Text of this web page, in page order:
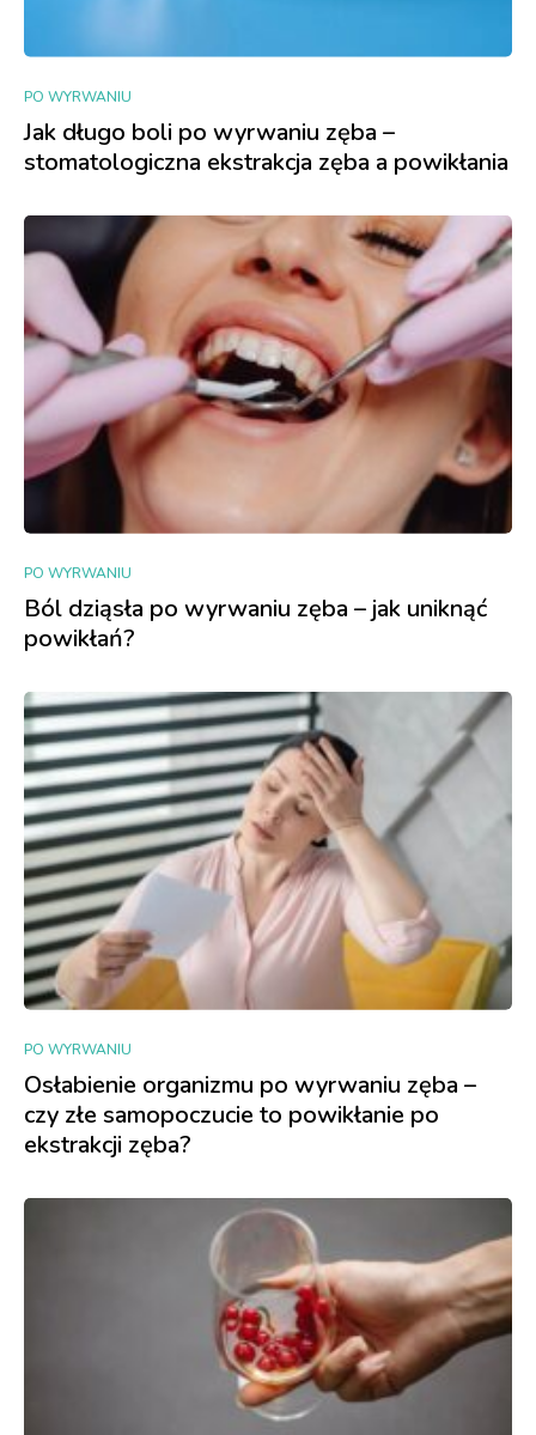
PO WYRWANIU
Jak długo boli po wyrwaniu zęba –
stomatologiczna ekstrakcja zęba a powikłania
PO WYRWANIU
Ból dziąsła po wyrwaniu zęba – jak uniknąć
powikłań?
PO WYRWANIU
Osłabienie organizmu po wyrwaniu zęba –
czy złe samopoczucie to powikłanie po
ekstrakcji zęba?